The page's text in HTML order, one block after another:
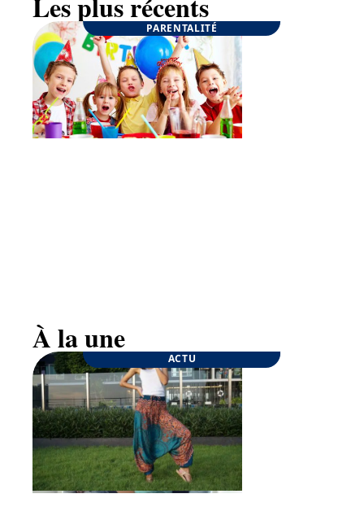
PARENTALITÉ
ENTREPRISE
À la une
ACTU